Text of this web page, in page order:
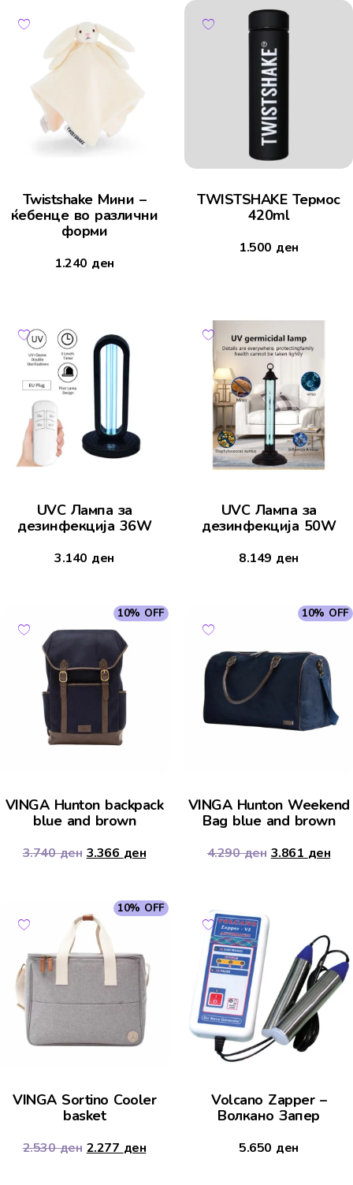
Twistshake Мини –
ќебенце во различни
форми
1.240 ден
TWISTSHAKE Термос
420ml
1.500 ден
UVC Лампа за
дезинфекција 36W
3.140 ден
UVC Лампа за
дезинфекција 50W
8.149 ден
10% OFF
VINGA Hunton backpack
blue and brown
3.740ден 3.366 ден
10% OFF
VINGA Hunton Weekend
Bag blue and brown
4.290ден 3.861 ден
10% OFF
VINGA Sortino Cooler
basket
2.530ден 2.277 ден
Volcano Zapper –
Волкано Запер
5.650 ден